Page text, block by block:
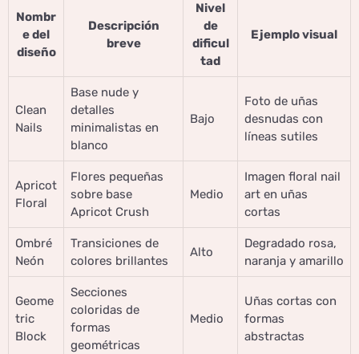
Nombr
e del
diseño
Descripción
breve
Nivel
de
dificul
tad
Ejemplo visual
Clean
Nails
Base nude y
detalles
minimalistas en
blanco
Bajo
Foto de uñas
desnudas con
líneas sutiles
Apricot
Floral
Flores pequeñas
sobre base
Apricot Crush
Medio
Imagen floral nail
art en uñas
cortas
Ombré
Neón
Transiciones de
colores brillantes
Alto
Degradado rosa,
naranja y amarillo
Geome
tric
Block
Secciones
coloridas de
formas
geométricas
Medio
Uñas cortas con
formas
abstractas